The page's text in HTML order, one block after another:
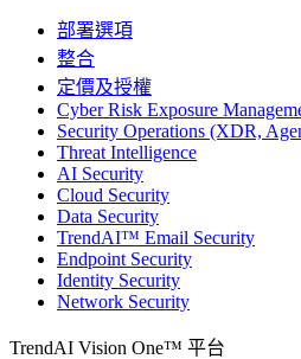
部署選項
整合
定價及授權
Cyber Risk Exposure
Security Operations (XDR,
Threat Intelligence
AI Security
Cloud Security
Data Security
TrendAI™ Email Security
Endpoint Security
Identity Security
Network Security
TrendAI Vision One™ 平台